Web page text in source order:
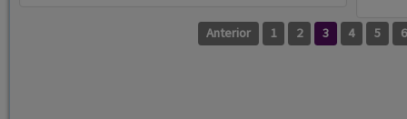
Anterior 1 2 3 4 5 6